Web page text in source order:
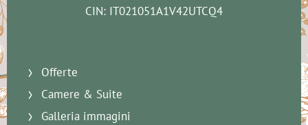
CIN: IT021051A1V42UTCQ4
Offerte
Camere & Suite
Galleria immagini